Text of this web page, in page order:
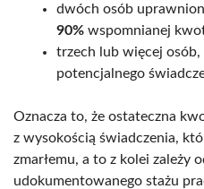
dwóch osób
90% wspomnianej
trzech lub więcej
potencjalnego
Oznacza to, że ostateczna
z wysokością świadczenia,
zmarłemu, a to z kolei zależy
udokumentowanego stażu